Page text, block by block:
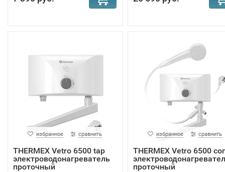
избранное сравнить
THERMEX Vetro 6500 tap
электроводонагреватель
проточный
избранное сравнить
THERMEX Vetro 6500
проточный